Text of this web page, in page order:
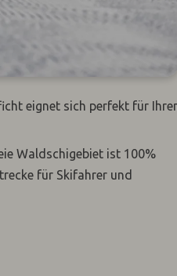
eignet sich perfekt für
Waldschigebiet ist 100%
für Skifahrer und